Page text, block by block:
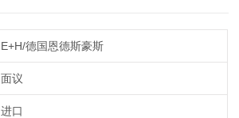
E+H/德国恩德斯豪斯
面议
进口